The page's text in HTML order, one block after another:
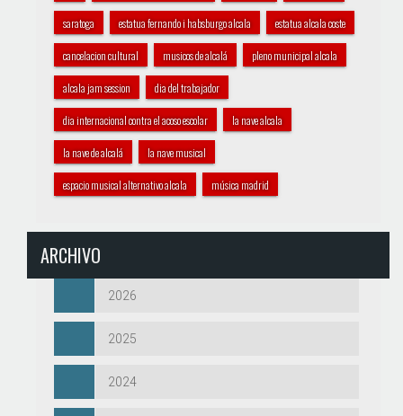
saratoga estatua fernando i habsburgo alcala estatua alcala coste
cancelacion cultural musicos de alcalá pleno municipal alcala
alcala jam session dia del trabajador
dia internacional contra el acoso escolar la nave alcala
la nave de alcalá la nave musical
espacio musical alternativo alcala música madrid
ARCHIVO
2026
2025
2024